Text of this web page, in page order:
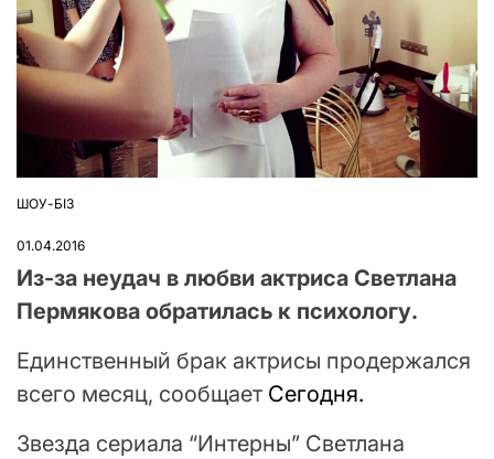
ОПУБЛІКУВАТИ
ШОУ-БІЗ
01.04.2016
Из-за неудач в любви актриса Светлана
Пермякова обратилась к психологу.
Единственный брак актрисы продержался
всего месяц, сообщает Сегодня.
Звезда сериала “Интерны” Светлана